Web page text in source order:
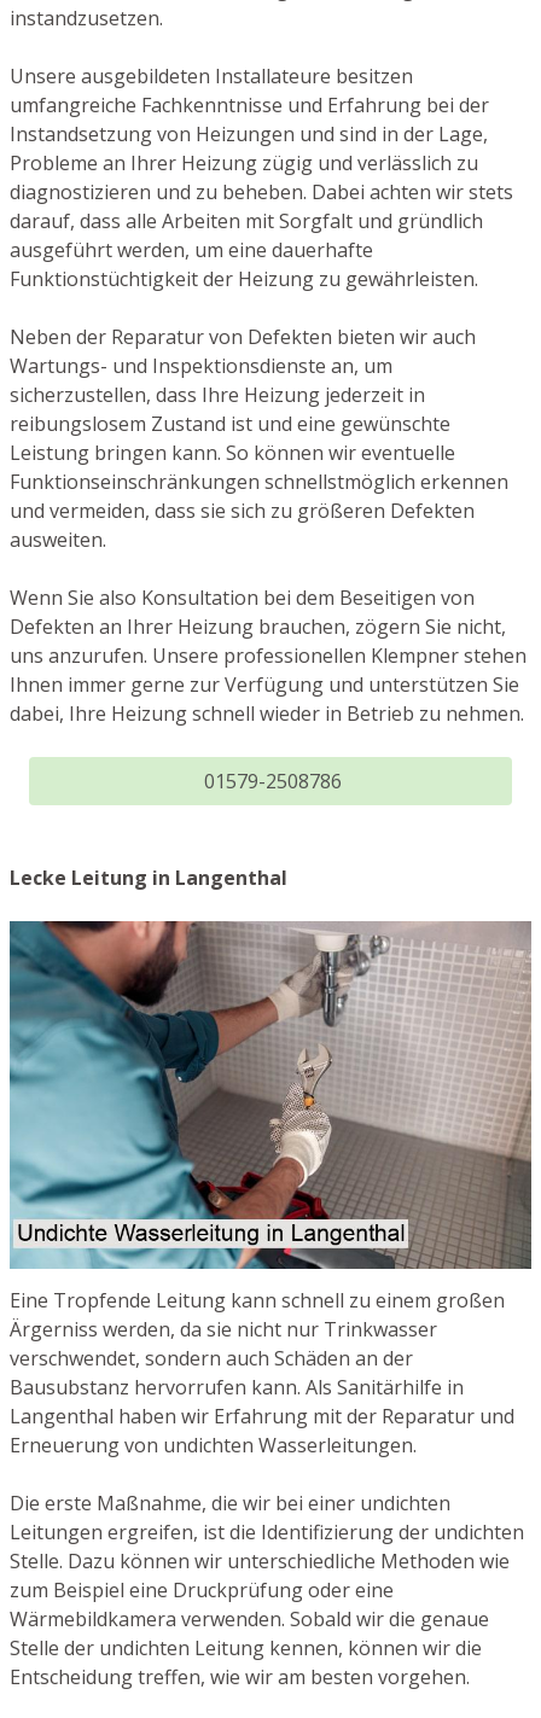
instandzusetzen.
Unsere ausgebildeten Installateure besitzen
umfangreiche Fachkenntnisse und Erfahrung bei der
Instandsetzung von Heizungen und sind in der Lage,
Probleme an Ihrer Heizung zügig und verlässlich zu
diagnostizieren und zu beheben. Dabei achten wir stets
darauf, dass alle Arbeiten mit Sorgfalt und gründlich
ausgeführt werden, um eine dauerhafte
Funktionstüchtigkeit der Heizung zu gewährleisten.
Neben der Reparatur von Defekten bieten wir auch
Wartungs- und Inspektionsdienste an, um
sicherzustellen, dass Ihre Heizung jederzeit in
reibungslosem Zustand ist und eine gewünschte
Leistung bringen kann. So können wir eventuelle
Funktionseinschränkungen schnellstmöglich erkennen
und vermeiden, dass sie sich zu größeren Defekten
ausweiten.
Wenn Sie also Konsultation bei dem Beseitigen von
Defekten an Ihrer Heizung brauchen, zögern Sie nicht,
uns anzurufen. Unsere professionellen Klempner stehen
Ihnen immer gerne zur Verfügung und unterstützen Sie
dabei, Ihre Heizung schnell wieder in Betrieb zu nehmen.
01579-2508786
Lecke Leitung in Langenthal
Eine Tropfende Leitung kann schnell zu einem großen
Ärgerniss werden, da sie nicht nur Trinkwasser
verschwendet, sondern auch Schäden an der
Bausubstanz hervorrufen kann. Als Sanitärhilfe in
Langenthal haben wir Erfahrung mit der Reparatur und
Erneuerung von undichten Wasserleitungen.
Die erste Maßnahme, die wir bei einer undichten
Leitungen ergreifen, ist die Identifizierung der undichten
Stelle. Dazu können wir unterschiedliche Methoden wie
zum Beispiel eine Druckprüfung oder eine
Wärmebildkamera verwenden. Sobald wir die genaue
Stelle der undichten Leitung kennen, können wir die
Entscheidung treffen, wie wir am besten vorgehen.